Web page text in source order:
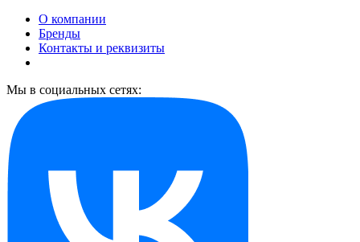
О компании
Бренды
Контакты и реквизиты
Мы в социальных сетях: